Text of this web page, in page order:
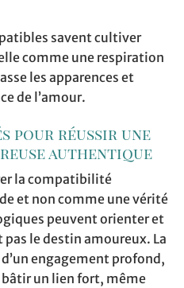
savent cultiver
comme une respiration
les apparences et
de l’amour.
pour réussir une
authentique
la compatibilité
et non comme une vérité
peuvent orienter et
le destin amoureux. La
engagement profond,
bâtir un lien fort, même